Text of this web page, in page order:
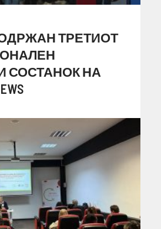
ТРЕТИОТ
СОСТАНОК НА